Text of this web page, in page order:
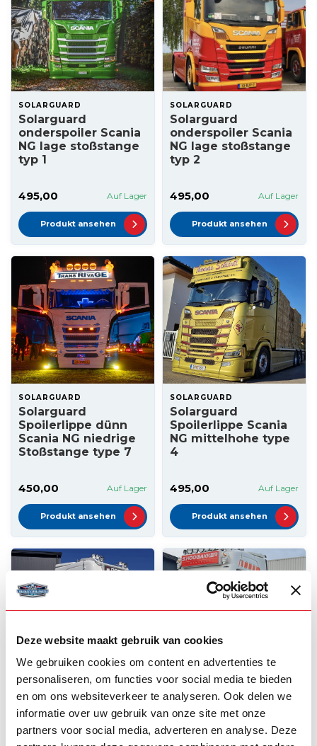
Deze website maakt gebruik van cookies
We gebruiken cookies om content en advertenties te
personaliseren, om functies voor social media te bieden
en om ons websiteverkeer te analyseren. Ook delen we
informatie over uw gebruik van onze site met onze
partners voor social media, adverteren en analyse. Deze
SOLARGUARD
Solarguard
onderspoiler Scania
NG lage stoßstange
typ 1
495,00 Auf Lager
Produkt ansehen
SOLARGUARD
Solarguard
onderspoiler Scania
NG lage stoßstange
typ 2
495,00 Auf Lager
Produkt ansehen
SOLARGUARD
Solarguard
Spoilerlippe dünn
Scania NG niedrige
Stoßstange type 7
450,00 Auf Lager
Produkt ansehen
SOLARGUARD
Solarguard
Spoilerlippe Scania
NG mittelhohe type
4
495,00 Auf Lager
Produkt ansehen
Solarguard
Spoilerlippe Scania
NG niedrige
Solarguard
Unterfahrschutz
Scania NG